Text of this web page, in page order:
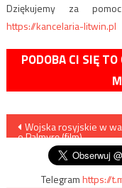
Dziękujemy za
https://kancelaria-litwin.pl
PODOBA CI SIĘ
Nawigacja
wpisu
Wojska rosyjskie w
o Palmyrę (film)
Telegramhttps://